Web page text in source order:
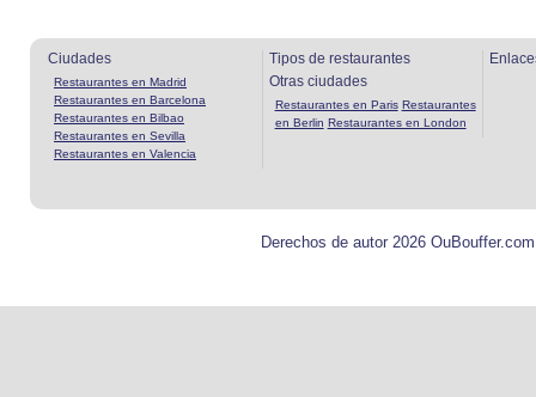
Ciudades
Restaurantes en Madrid
Restaurantes en Barcelona
Restaurantes en Bilbao
Restaurantes en Sevilla
Restaurantes en Valencia
Tipos de restaurantes
Otras ciudades
Restaurantes en Paris Restaurantes
en Berlin Restaurantes en London
Derechos de autor 2026